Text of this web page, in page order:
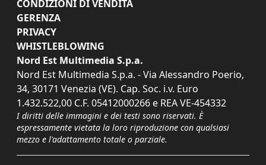
CONDIZIONI DI VENDITA
GERENZA
PRIVACY
WHISTLEBLOWING
Nord Est Multimedia S.p.a.
Nord Est Multimedia S.p.a. - Via Alessandro Poerio,
34, 30171 Venezia (VE). Cap. Soc. i.v. Euro
1.432.522,00 C.F. 05412000266 e REA VE-454332
I diritti delle immagini e dei testi sono riservati. È
espressamente vietata la loro riproduzione con qualsiasi
mezzo e l'adattamento totale o parziale.